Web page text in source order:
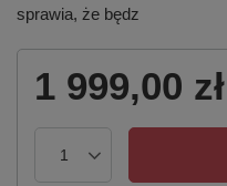
sprawia, że będz
1 999,00 zł